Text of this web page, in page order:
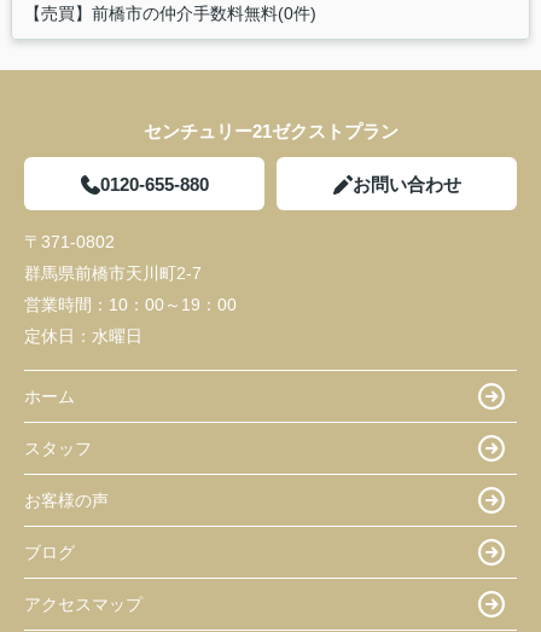
【売買】前橋市の仲介手数料無料(0件)
センチュリー21ゼクストプラン
0120-655-880 お問い合わせ
〒371-0802
群馬県前橋市天川町2-7
営業時間： 10：00～19：00
定休日： 水曜日
ホーム
スタッフ
お客様の声
ブログ
アクセスマップ